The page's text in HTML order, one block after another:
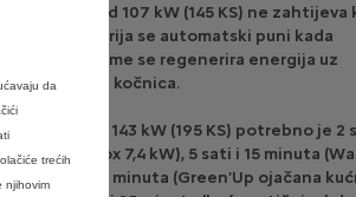
verzija od 107 kW (145 KS) ne zahtijeva
baterija se automatski puni kada
koči, čime se regenerira energija uz
habanja kočnica.
in hibridu od 143 kW (195 KS) potrebno je 2
(Wallbox 7,4 kW), 5 sati i 15 minuta
5 sati i 55 minuta (Green'Up ojačana
da
trećih
njihovim